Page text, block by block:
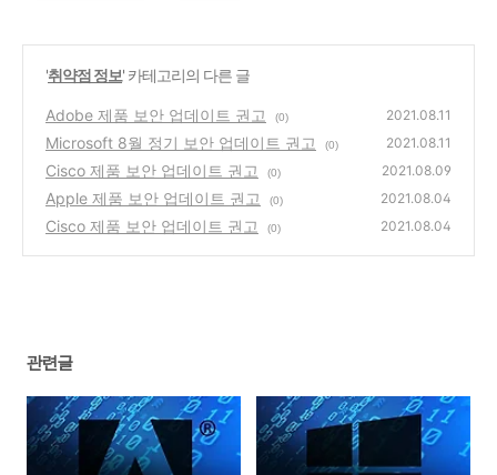
'취약점 정보' 카테고리의 다른 글
Adobe 제품 보안 업데이트 권고 (0) 2021.08.11
Microsoft 8월 정기 보안 업데이트 권고 (0) 2021.08.11
Cisco 제품 보안 업데이트 권고 (0) 2021.08.09
Apple 제품 보안 업데이트 권고 (0) 2021.08.04
Cisco 제품 보안 업데이트 권고 (0) 2021.08.04
관련글